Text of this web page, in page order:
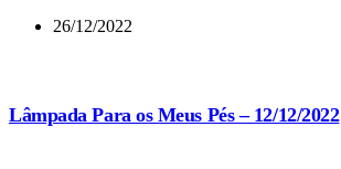
26/12/2022
Lâmpada Para os Meus Pés – 12/12/2022